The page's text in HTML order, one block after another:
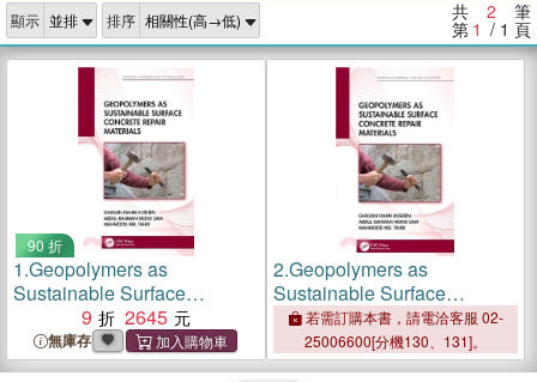
孩：黎曼猜想
偉大的迷走神經
顯示 排序 共 2 筆
第 1 / 1 頁
90 折
1.Geopolymers as
Sustainable Surface
Concrete Repair Materials
9 2645
無庫存
2.Geopolymers as
Sustainable Surface
Concrete Repair Materials
若需訂購本書，請電洽客服 02-
25006600[分機130、131]。